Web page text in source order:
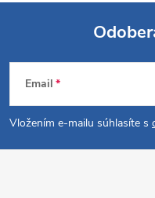
Z
á
p
Email
Vložením e-mailu súhlasíte s